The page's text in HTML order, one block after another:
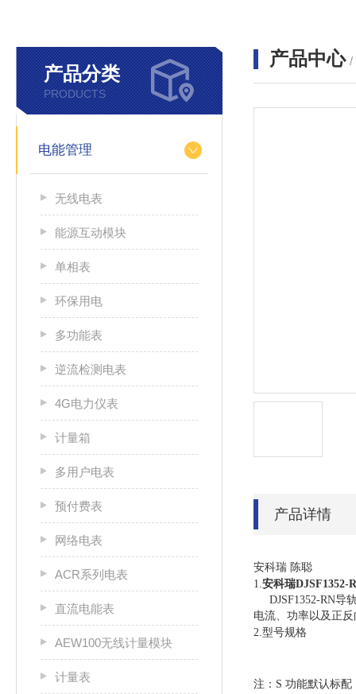
产品分类
PRODUCTS
电能管理
无线电表
能源互动模块
单相表
环保用电
多功能表
逆流检测电表
4G电力仪表
计量箱
多用户电表
预付费表
网络电表
ACR系列电表
直流电能表
AEW100无线计量模块
计量表
产品中心 /
产品详情
安科瑞 陈聪
1.安科瑞DJSF1352-
DJSF1352-RN导
电流、功率以及正
2.型号规格
注： S 功能默认标